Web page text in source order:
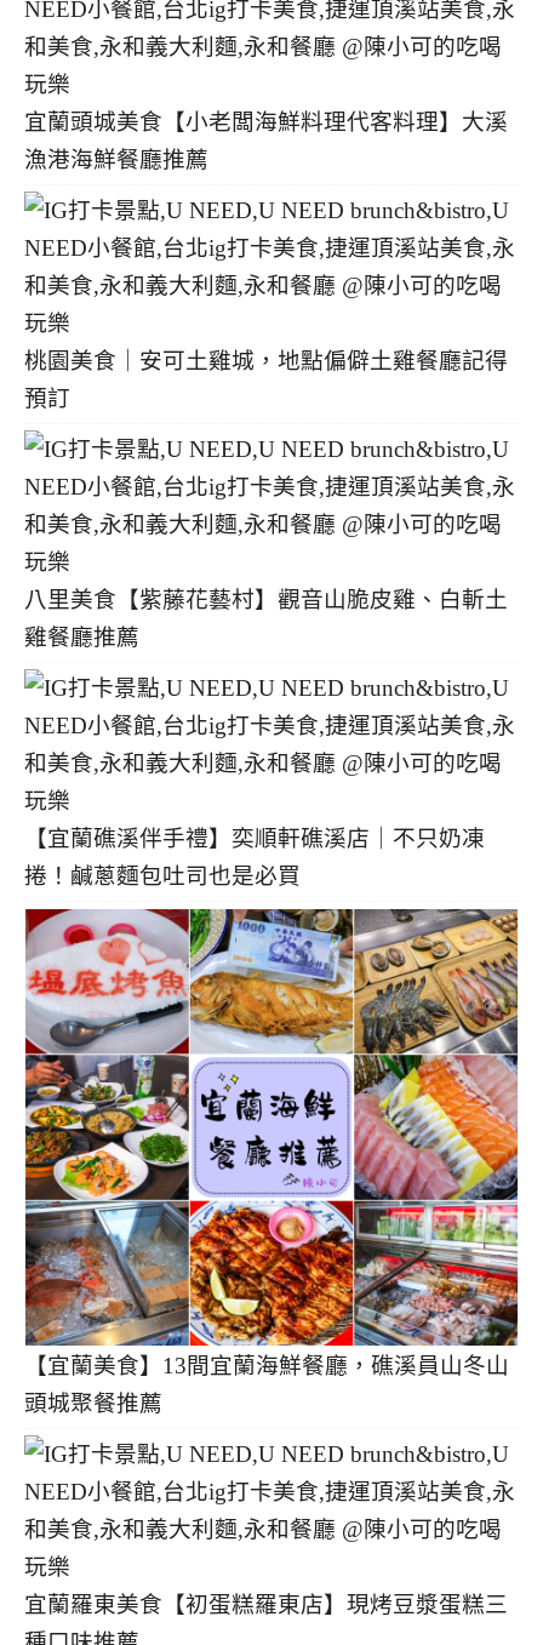
宜蘭頭城美食【小老闆海鮮料理代客料理】大溪
漁港海鮮餐廳推薦
桃園美食｜安可土雞城，地點偏僻土雞餐廳記得
預訂
八里美食【紫藤花藝村】觀音山脆皮雞、白斬土
雞餐廳推薦
【宜蘭礁溪伴手禮】奕順軒礁溪店｜不只奶凍
捲！鹹蔥麵包吐司也是必買
【宜蘭美食】13間宜蘭海鮮餐廳，礁溪員山冬山
頭城聚餐推薦
宜蘭羅東美食【初蛋糕羅東店】現烤豆漿蛋糕三